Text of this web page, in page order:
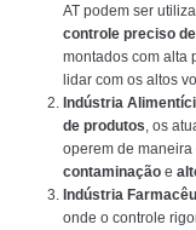
AT podem ser
controle preciso
montados com alta
lidar com os altos
Indústria
de produtos , os
operem de
contaminação e
Indústria
onde o controle